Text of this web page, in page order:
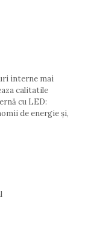
interne mai
calitatile
cu LED:
de energie și,